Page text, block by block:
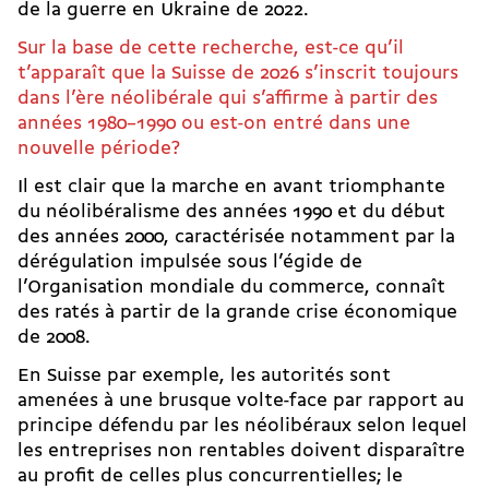
de la guerre en Ukraine de 2022.
Sur la base de cette recherche, est-ce qu’il
t’apparaît que la Suisse de 2026 s’inscrit toujours
dans l’ère néolibérale qui s’affirme à partir des
années 1980–1990 ou est-on entré dans une
nouvelle période?
Il est clair que la marche en avant triomphante
du néolibéralisme des années 1990 et du début
des années 2000, caractérisée notamment par la
dérégulation impulsée sous l’égide de
l’Organisation mondiale du commerce, connaît
des ratés à partir de la grande crise économique
de 2008.
En Suisse par exemple, les autorités sont
amenées à une brusque volte-face par rapport au
principe défendu par les néolibéraux selon lequel
les entreprises non rentables doivent disparaître
au profit de celles plus concurrentielles; le